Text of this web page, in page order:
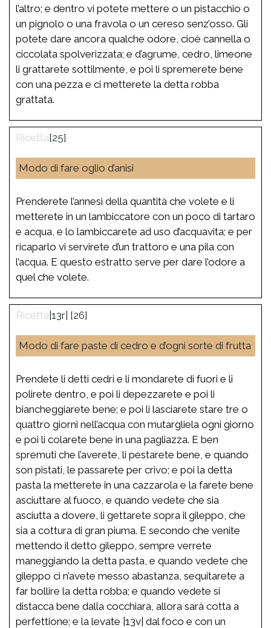
l’altro; e dentro vi potete mettere o un pistacchio o
un pignolo o una fravola o un cereso senz’osso. Gli
potete dare ancora qualche odore, cioè cannella o
ciccolata spolverizzata; e d’agrume, cedro, limeone
li grattarete sottilmente, e poi li spremerete bene
con una pezza e ci metterete la detta robba
grattata.
[25]
Modo di fare oglio d’anisi
Prenderete l’annesi della quantità che volete e li
metterete in un lambiccatore con un poco di tartaro
e acqua, e lo lambiccarete ad uso d’acquavita; e per
ricaparlo vi servirete d’un trattoro e una pila con
l’acqua. E questo estratto serve per dare l’odore a
quel che volete.
|13r| [26]
Modo di fare paste di cedro e d’ogni sorte di frutta
Prendete li detti cedri e li mondarete di fuori e li
polirete dentro, e poi li depezzarete e poi li
biancheggiarete bene; e poi li lasciarete stare tre o
quattro giorni nell’acqua con mutargliela ogni giorno
e poi li colarete bene in una pagliazza. E ben
spremuti che l’averete, li pestarete bene, e quando
son pistati, le passarete per crivo; e poi la detta
pasta la metterete in una cazzarola e la farete bene
asciuttare al fuoco, e quando vedete che sia
asciutta a dovere, li gettarete sopra il gileppo, che
sia a cottura di gran piuma. E secondo che venite
mettendo il detto gileppo, sempre verrete
maneggiando la detta pasta, e quando vedete che
gileppo ci n’avete messo abastanza, sequitarete a
far bollire la detta robba; e quando vedete si
distacca bene dalla cocchiara, allora sarà cotta a
perfettione; e la levate |13v| dal foco e con un